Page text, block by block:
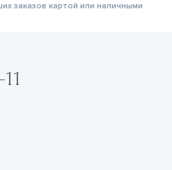
заказов картой или наличными